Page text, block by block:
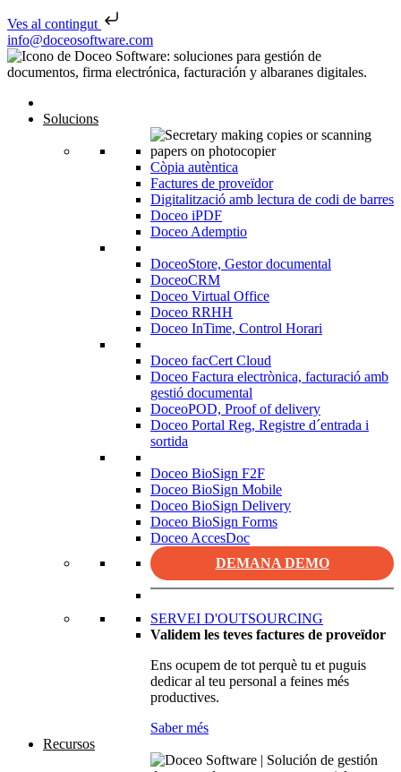
Ves al contingut
Skip to content
info@doceosoftware.com
Solucions
Còpia autèntica
Factures de proveïdor
Digitalització amb lectura de codi de barres
Doceo iPDF
Doceo Ademptio
DoceoStore, Gestor documental
DoceoCRM
Doceo Virtual Office
Doceo RRHH
Doceo InTime, Control Horari
Doceo facCert Cloud
Doceo Factura electrònica, facturació amb
gestió documental
DoceoPOD, Proof of delivery
Doceo Portal Reg, Registre d´entrada i
sortida
Doceo BioSign F2F
Doceo BioSign Mobile
Doceo BioSign Delivery
Doceo BioSign Forms
Doceo AccesDoc
DEMANA DEMO
SERVEI D'OUTSOURCING
Validem les teves factures de proveïdor
Ens ocupem de tot perquè tu et puguis
dedicar al teu personal a feines més
productives.
Saber més
Recursos